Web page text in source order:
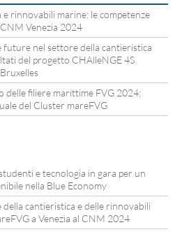
e rinnovabili marine: le competenze
Venezia 2024
future nel settore della cantieristica
del progetto CHAlleNGE 4S
delle filiere marittime FVG 2024:
del Cluster mareFVG
e tecnologia in gara per un
nella Blue Economy
della cantieristica e delle rinnovabili
a Venezia al CNM 2024